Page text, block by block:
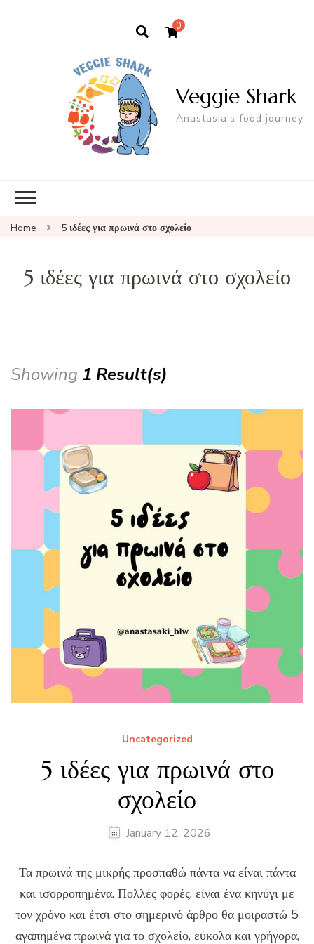
0
Veggie Shark
Anastasia’s food journey
Home 5 ιδέες για πρωινά στο σχολείο
5 ιδέες για πρωινά στο σχολείο
Showing 1 Result(s)
Uncategorized
5 ιδέες για πρωινά στο
σχολείο
January 12, 2026
Τα πρωινά της μικρής προσπαθώ πάντα να είναι πάντα
και ισορροπημένα. Πολλές φορές, είναι ένα κηνύγι με
τον χρόνο και έτσι στο σημερινό άρθρο θα μοιραστώ 5
αγαπημένα πρωινά για το σχολείο, εύκολα και γρήγορα,